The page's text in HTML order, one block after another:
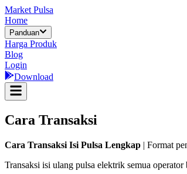
Market Pulsa
Home
Panduan
Harga Produk
Blog
Login
Download
Cara Transaksi
Cara Transaksi Isi Pulsa Lengkap | Format
Transaksi isi ulang pulsa elektrik semua